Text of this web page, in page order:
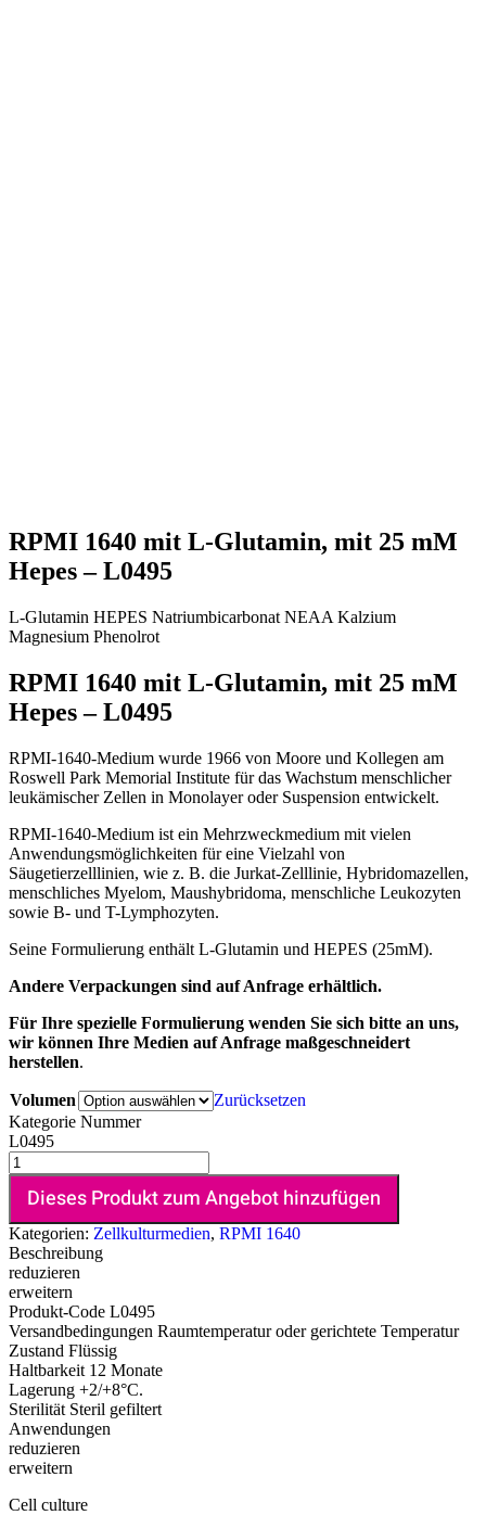
RPMI 1640 mit L-Glutamin, mit 25 mM
Hepes – L0495
L-Glutamin HEPES Natriumbicarbonat NEAA Kalzium
Magnesium Phenolrot
RPMI 1640 mit L-Glutamin, mit 25 mM
Hepes – L0495
RPMI-1640-Medium wurde 1966 von Moore und Kollegen am
Roswell Park Memorial Institute für das Wachstum menschlicher
leukämischer Zellen in Monolayer oder Suspension entwickelt.
RPMI-1640-Medium ist ein Mehrzweckmedium mit vielen
Anwendungsmöglichkeiten für eine Vielzahl von
Säugetierzelllinien, wie z. B. die Jurkat-Zelllinie, Hybridomazellen,
menschliches Myelom, Maushybridoma, menschliche Leukozyten
sowie B- und T-Lymphozyten.
Seine Formulierung enthält L-Glutamin und HEPES (25mM).
Andere Verpackungen sind auf Anfrage erhältlich.
Für Ihre spezielle Formulierung wenden Sie sich bitte an uns,
wir können Ihre Medien auf Anfrage maßgeschneidert
herstellen.
Volumen
Zurücksetzen
Kategorie Nummer
L0495
Dieses Produkt zum Angebot hinzufügen
Kategorien: Zellkulturmedien, RPMI 1640
Beschreibung
reduzieren
erweitern
Produkt-Code L0495
Versandbedingungen Raumtemperatur oder gerichtete Temperatur
Zustand Flüssig
Haltbarkeit 12 Monate
Lagerung +2/+8°C.
Sterilität Steril gefiltert
Anwendungen
reduzieren
erweitern
Cell culture